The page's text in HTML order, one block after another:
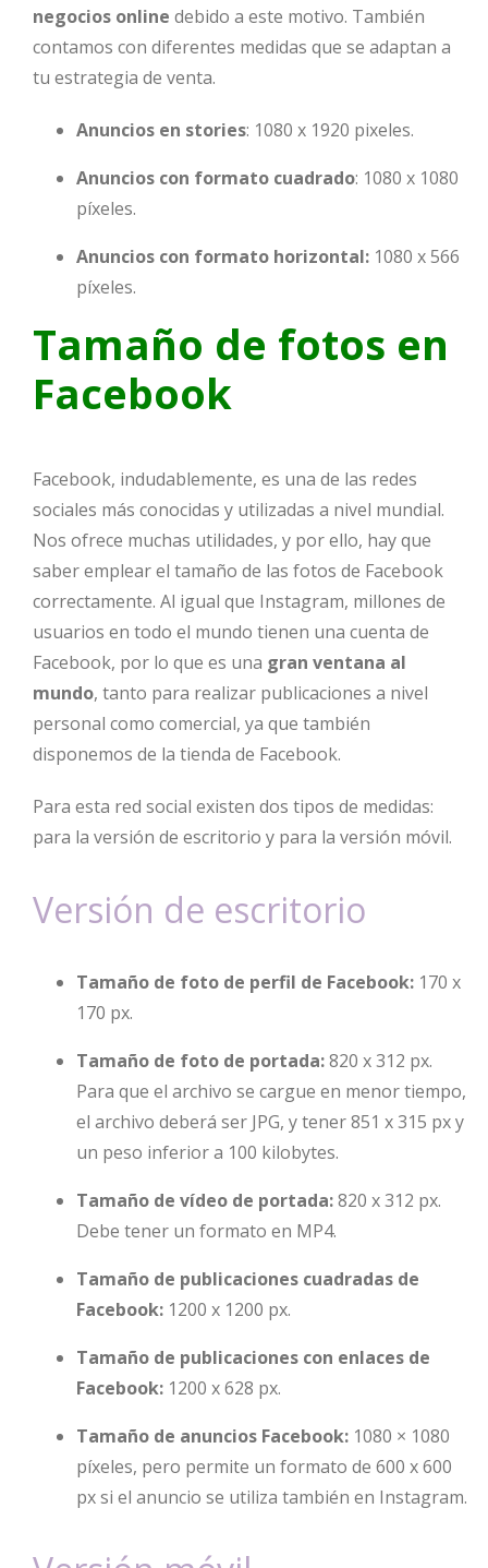
negocios online debido a este motivo. También
contamos con diferentes medidas que se adaptan a
tu estrategia de venta.
Anuncios en stories: 1080 x 1920 pixeles.
Anuncios con formato cuadrado: 1080 x 1080
píxeles.
Anuncios con formato horizontal:1080 x 566
píxeles.
Tamaño de fotos en
Facebook
Facebook, indudablemente, es una de las redes
sociales más conocidas y utilizadas a nivel mundial.
Nos ofrece muchas utilidades, y por ello, hay que
saber emplear el tamaño de las fotos de Facebook
correctamente. Al igual que Instagram, millones de
usuarios en todo el mundo tienen una cuenta de
Facebook, por lo que es una gran ventana al
mundo, tanto para realizar publicaciones a nivel
personal como comercial, ya que también
disponemos de la tienda de Facebook.
Para esta red social existen dos tipos de medidas:
para la versión de escritorio y para la versión móvil.
Versión de escritorio
Tamaño de foto de perfil de Facebook: 170 x
170 px.
Tamaño de foto de portada:820 x 312 px.
Para que el archivo se cargue en menor tiempo,
el archivo deberá ser JPG, y tener 851 x 315 px y
un peso inferior a 100 kilobytes.
Tamaño de vídeo de portada:820 x 312 px.
Debe tener un formato en MP4.
Tamaño de publicaciones cuadradas de
Facebook:1200 x 1200 px.
Tamaño de publicaciones con enlaces de
Facebook: 1200 x 628 px.
Tamaño de anuncios Facebook: 1080 × 1080
píxeles, pero permite un formato de 600 x 600
px si el anuncio se utiliza también en Instagram.